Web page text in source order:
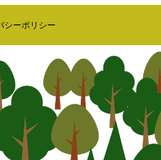
シーポリシー